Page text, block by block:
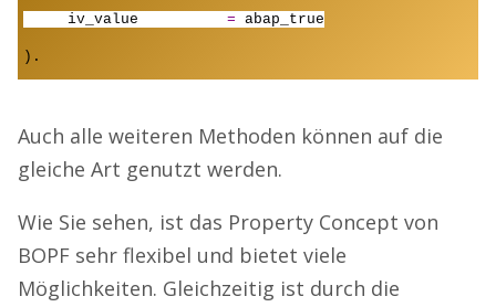
iv_value = abap_true
).
Auch alle weiteren Methoden können auf die
gleiche Art genutzt werden.
Wie Sie sehen, ist das Property Concept von
BOPF sehr flexibel und bietet viele
Möglichkeiten. Gleichzeitig ist durch die